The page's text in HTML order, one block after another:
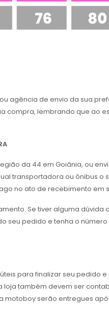
agência de envio da sua
compra, lembrando que ao
da 44 em Goiânia, ou
transportadora ou ônibus
no ato de recebimento em
Se tiver alguma
seu pedido e tenha o
para finalizar seu pedido
também devem ser
motoboy serão entregues